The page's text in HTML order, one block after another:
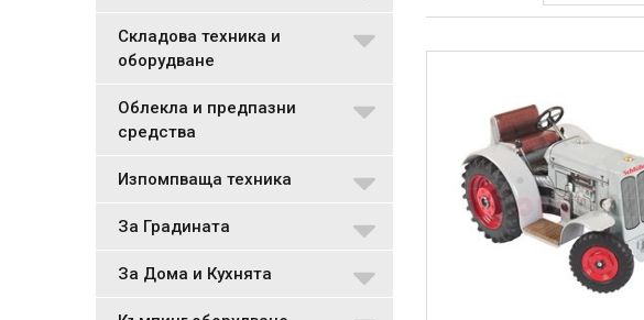
Складова техника и
оборудване
Облекла и предпазни
средства
Изпомпваща техника
За Градината
За Дома и Кухнята